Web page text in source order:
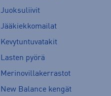
Juoksuliivit
Jääkiekkomailat
Kevytuntuvatakit
Lasten pyörä
Merinovillakerrastot
New Balance kengät